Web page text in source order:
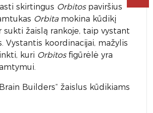
skirtingus Orbitospaviršius
Orbitamokina kūdikį
žaislą rankoje, taip vystant
Vystantis koordinacijai, mažylis
kuri Orbitosfigūrėlė yra
Builders“ žaislus kūdikiams